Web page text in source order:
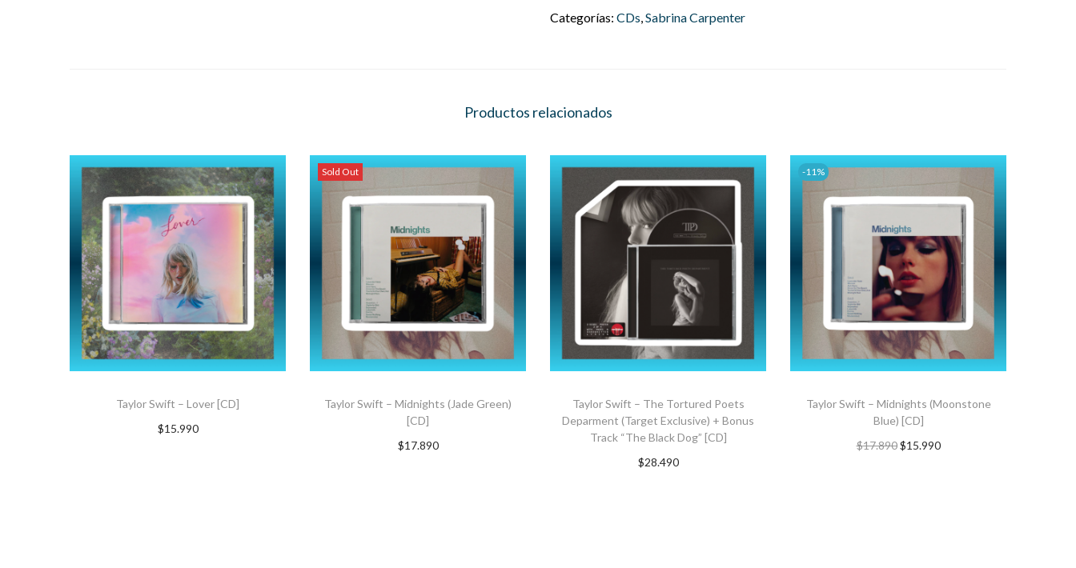
Categorías: CDs,Sabrina Carpenter
Productos relacionados
Taylor Swift – Lover [CD]
$15.990
Sold Out
Taylor Swift – Midnights (Jade Green)
[CD]
$17.890
Taylor Swift – The Tortured Poets
Deparment (Target Exclusive) + Bonus
Track “The Black Dog” [CD]
$28.490
-11%
Taylor Swift – Midnights (Moonstone
Blue) [CD]
$17.890 $15.990